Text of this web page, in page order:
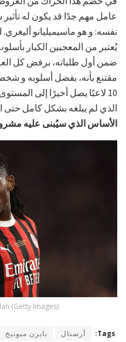
عامل مهم جدًا قد يكون له
نفسه: و هو ماسيميليانو
يُعتبر من المعجبين الكبار
ضمن أول طلباته، برفض كل
مقتنع بأنه، بفضل أسلوبه و
10 لاعبًا يصل أخيرًا إلى
الذي لم يبلغه بشكل كامل حتى
الأساس الذي سيُبنى عليه
(Getty Images)
Tags: أرسنال بايرن ميونيخ